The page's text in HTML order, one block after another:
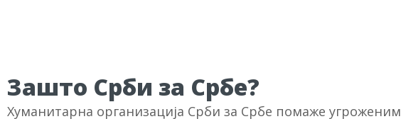
Зашто Срби за Србе?
Хуманитарна организација Срби за Србе помаже угроженим